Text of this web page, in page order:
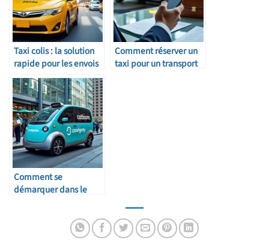
Taxi colis : la solution
rapide pour les envois
urgents
Comment réserver un
taxi pour un transport
Comment se
démarquer dans le